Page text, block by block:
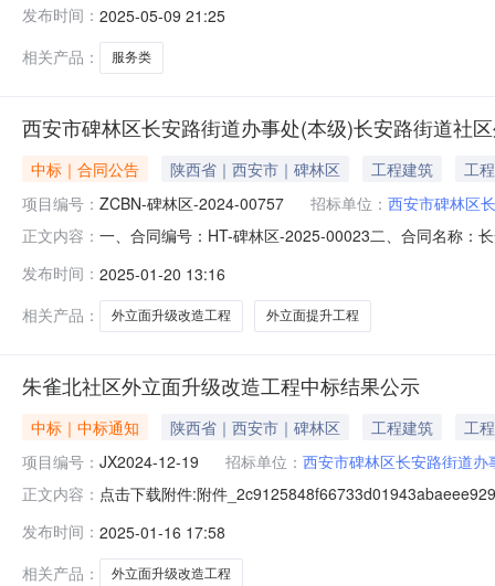
标投标法实施条例》、《招标公告和公示信息发布管理
评标结果有异议的，请在中标候
发布时间： 2025-05-09 21:25
相关产品：
服务类
西安市碑林区长安路街道办事处(本级)长安路街道社
中标｜合同公告 陕西省｜西安市｜碑林区 工程建筑
工程
项目编号： ZCBN-碑林区-2024-00757 招标单位： 西安市碑林区
正文内容： 一、合同编号：HT-碑林区-2025-00023二、合同名称：
环艺数字科技有限公司地址：陕西省西安市碑林区友谊
发布时间： 2025-01-20 13:16
相关产品：
外立面升级改造工程 外立面提升工程
朱雀北社区外立面升级改造工程中标结果公示
中标｜中标通知 陕西省｜西安市｜碑林区 工程建筑
工程
项目编号： JX2024-12-19 招标单位： 西安市碑林区长安路街道办
正文内容： 点击下载附件:附件
布。三、监督部门本招标项目的监督部门为西安市碑林
发布时间： 2025-01-16 17:58
相关产品：
外立面升级改造工程